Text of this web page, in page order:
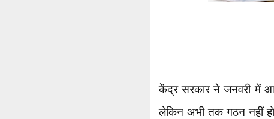
केंद्र सरकार ने जनवरी में
लेकिन अभी तक गठन नहीं